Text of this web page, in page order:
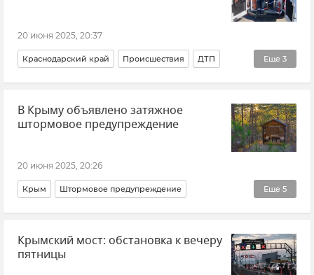
20 июня 2025, 20:37
Еще 3
Краснодарский край Происшествия ДТП
Минздрав Краснодарского края Новости Кубань
В Крыму объявлено затяжное
штормовое предупреждение
20 июня 2025, 20:26
Еще 5
Крым Штормовое предупреждение
Пожароопасный сезон в Крыму Погода в Крыму
Крымская погода ГУ МЧС РФ по Республике Крым
Крымский мост: обстановка к вечеру
пятницы